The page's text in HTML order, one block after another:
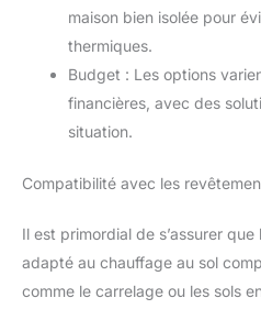
maison bien isolée pour
thermiques.
Budget : Les options
financières, avec des
situation.
Compatibilité avec les
Il est primordial de s’assurer
adapté au chauffage au sol
comme le carrelage ou les sols